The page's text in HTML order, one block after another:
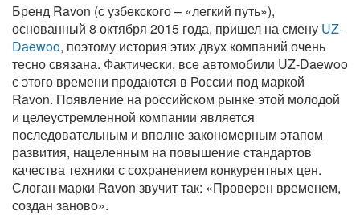
Бренд Ravon (с узбекского – «легкий путь»),
основанный 8 октября 2015 года, пришел на смену UZ-
Dаewoo, поэтому история этих двух компаний очень
тесно связана. Фактически, все автомобили UZ-Daewoo
с этого времени продаются в России под маркой
Ravon. Появление на российском рынке этой молодой
и целеустремленной компании является
последовательным и вполне закономерным этапом
развития, нацеленным на повышение стандартов
качества техники с сохранением конкурентных цен.
Слоган марки Ravon звучит так: «Проверен временем,
создан заново».